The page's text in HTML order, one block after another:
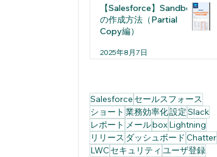
【Salesforce】Sandbox
の作成方法（Partial
Copy編）
2025年8月7日
Salesforce セールスフォース
ショート 業務効率化設定Slack
レポート メールboxLightning
リリース ダッシュボード Chatter
LWC セキュリティ ユーザ登録